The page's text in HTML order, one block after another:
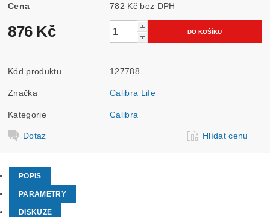
Cena 782 Kč bez DPH
876 Kč
Kód produktu 127788
Značka Calibra Life
Kategorie Calibra
Dotaz Hlídat cenu
POPIS
PARAMETRY
DISKUZE